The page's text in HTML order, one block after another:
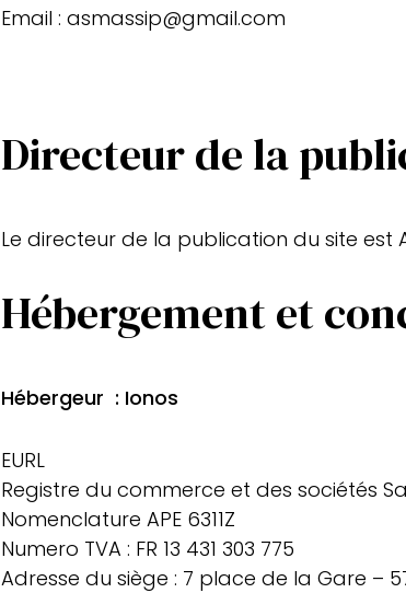
Email : asmassip@gmail.com
Directeur de la
Le directeur de la publication du site est
Hébergement et
Hébergeur : Ionos
EURL
Registre du commerce et des sociétés
Nomenclature APE 6311Z
Numero TVA : FR 13 431 303 775
Adresse du siège : 7 place de la Gare –